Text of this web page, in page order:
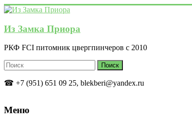
Перейти
содержимому
Из Замка Приора
РКФ FCI питомник цвергпинчеров с 2010
☎ +7 (951) 651 09 25, blekberi@yandex.ru
Меню